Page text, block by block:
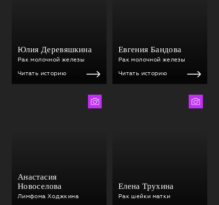
Юлия Деревяшкина
Рак молочной железы
Читать историю
Евгения Бандова
Рак молочной железы
Читать историю
Анна Алтухова
Анастасия
Новоселова
Лимфома Ходжкина
Ангелина Громова
Елена Трухина
Рак шейки матки